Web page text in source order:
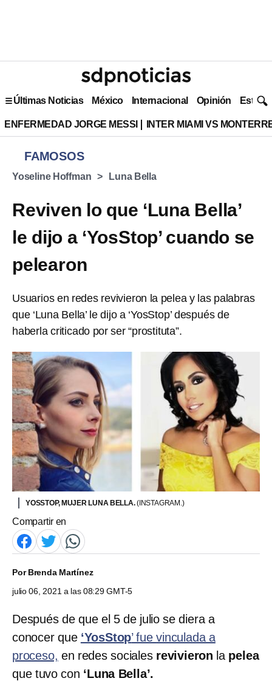
Últimas Noticias México Internacional Opinión Estilo
ENFERMEDAD JORGE MESSI INTER MIAMI VS
FAMOSOS
Yoseline Hoffman Luna Bella
Reviven lo que ‘Luna Bella’
le dijo a ‘YosStop’ cuando se
pelearon
Usuarios en redes revivieron la pelea y las palabras
que ‘Luna Bella’ le dijo a ‘YosStop’ después de
haberla criticado por ser “prostituta”.
YOSSTOP, MUJER LUNA BELLA.(INSTAGRAM.)
Compartir en
PorBrenda Martínez
julio 06, 2021 a las 08:29 GMT-5
Después de que el 5 de julio se diera a
conocer que ‘YosStop’ fuevinculada a
proceso, en redes socialesrevivieron la pelea
que tuvo con ‘Luna Bella’.